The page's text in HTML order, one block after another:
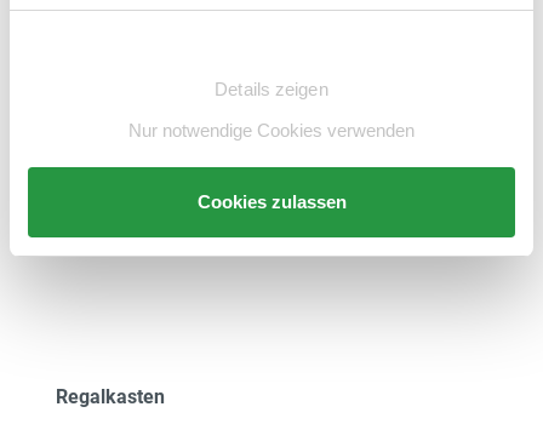
Details zeigen
Nur notwendige Cookies verwenden
Cookies zulassen
Regalkasten